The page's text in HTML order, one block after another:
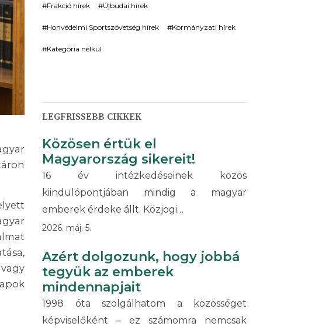
Frakció hírek Újbudai hírek
Honvédelmi Sportszövetség hírek Kormányzati hírek
Kategória nélkül
LEGFRISSEBB CIKKEK
Közösen értük el
Magyarország sikereit!
16 év intézkedéseinek közös
kiindulópontjában mindig a magyar
emberek érdeke állt. Közjogi…
2026. máj. 5.
Azért dolgozunk, hogy jobbá
tegyük az emberek
mindennapjait
1998 óta szolgálhatom a közösséget
képviselőként – ez számomra nemcsak